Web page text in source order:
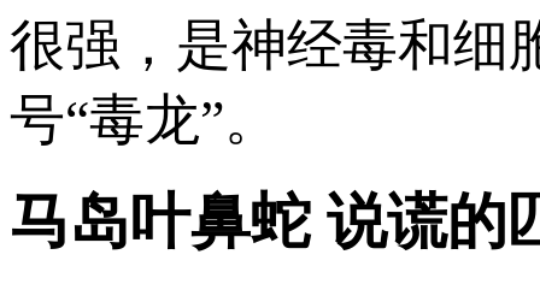
很强，是神经毒和细
号“毒龙”。
马岛叶鼻蛇 说谎的